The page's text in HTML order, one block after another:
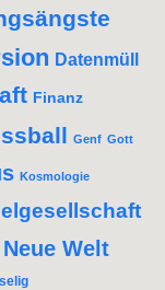
Datenmüll
Finanz
Genf Gott
Kosmologie
Neue Welt